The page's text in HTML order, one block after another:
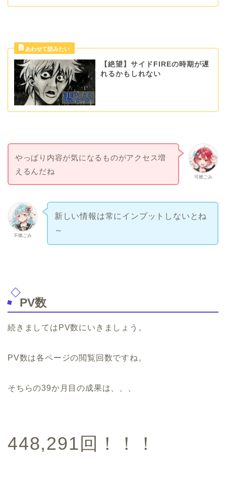
【絶望】サイドFIREの時期が遅
れるかもしれない
可燃ごみ
やっぱり内容が気になるものがアクセス増
えるんだね
不燃ごみ
新しい情報は常にインプットしないとね
～
PV数
続きましてはPV数にいきましょう。
PV数は各ページの閲覧回数ですね。
そちらの39か月目の成果は、、、
448,291回！！！